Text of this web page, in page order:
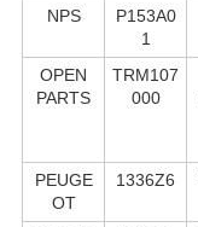
NPS
P153A0
1
OPEN
PARTS
TRM107
000
PEUGE
OT
1336Z6